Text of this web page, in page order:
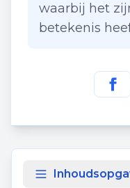
waarbij het
betekenis